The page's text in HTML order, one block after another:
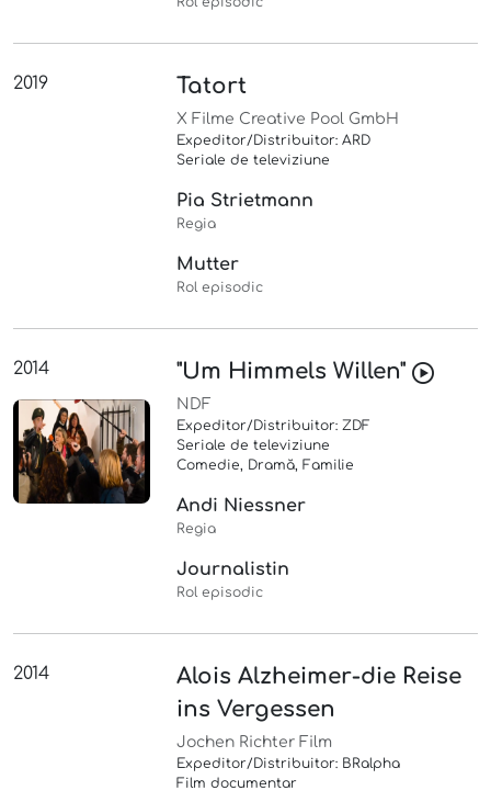
2019 Tatort
X Filme Creative Pool GmbH
Expeditor/Distribuitor: ARD
Seriale de televiziune
Pia Strietmann
Regia
Mutter
Rol episodic
2014 "Um Himmels Willen"
NDF
Expeditor/Distribuitor: ZDF
Seriale de televiziune
Comedie, Dramă, Familie
Andi Niessner
Regia
Journalistin
Rol episodic
2014
Alois Alzheimer-die Reise
ins Vergessen
Jochen Richter Film
Expeditor/Distribuitor: BRalpha
Film documentar